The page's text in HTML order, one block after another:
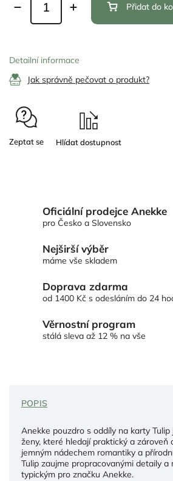
Přidat do
Detailní informace
Jak správně pečovat o produkt?
Zeptat se
Oficiální prodejce Anekke
pro Česko a Slovensko
Nejširší výběr
máme vše skladem
Doprava zdarma
od 1400 Kč s odesláním do 24
Věrnostní program
stálá sleva až 12 % na vše
POPIS
Anekke pouzdro s oddíly na karty
ženy, které hledají praktický a zároveň
jemným nádechem romantiky a
Tulip zaujme propracovanými detaily a
typickým pro značku Anekke.